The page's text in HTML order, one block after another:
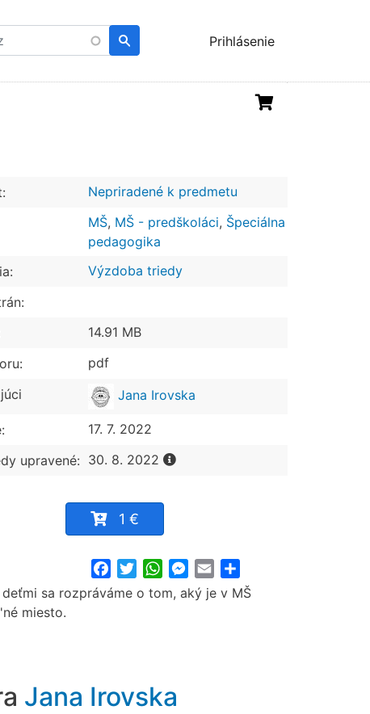
Menu
Prihlásenie
Nepriradené k predmetu
MŠ, MŠ - predškoláci, Špeciálna
pedagogika
Výzdoba triedy
14.91 MB
pdf
Jana Irovska
17. 7. 2022
upravené:
30. 8. 2022
1 €
FacebookTwitterWhatsApp
Messenger
Email
sa rozpráváme o tom, aký je v MŠ
miesto.
Jana Irovska